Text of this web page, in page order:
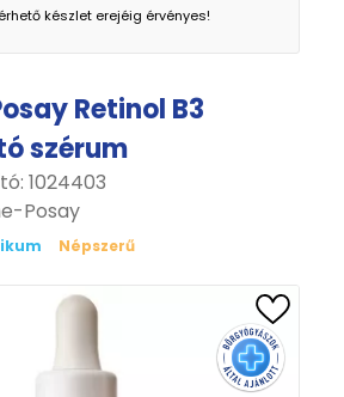
készlet erejéig érvényes!
Retinol B3
szérum
1024403
Posay
Népszerű